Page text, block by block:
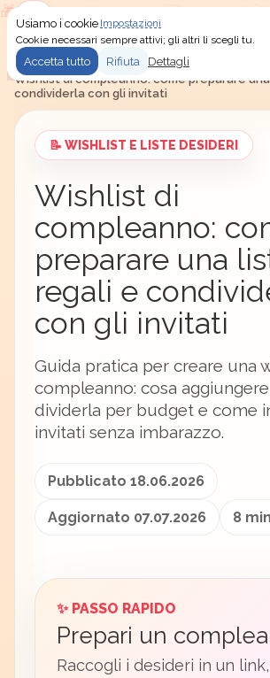
Menu
Secret Santa / Idee regalo/Wishlist e liste
Wishlist di compleanno: come preparare
condividerla con gli invitati
📝 WISHLIST E LISTE DESIDERI
Wishlist di
compleanno:
preparare una
regali e
con gli invitati
Guida pratica per creare una
compleanno: cosa
dividerla per budget e come
invitati senza imbarazzo.
Pubblicato 18.06.2026
Aggiornato 07.07.2026 8
✨ PASSO RAPIDO
Prepari un
Raccogli i desideri in un
Usiamo i cookie Impostazioni
Cookie necessari sempre attivi; gli altri li scegli tu.
Accetta tutto Rifiuta Dettagli